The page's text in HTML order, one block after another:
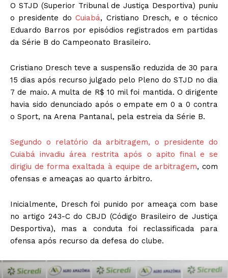
O STJD (Superior Tribunal de Justiça Desportiva) puniu
o presidente doCuiabá, Cristiano Dresch, e o técnico
Eduardo Barros por episódios registrados em partidas
da Série B do Campeonato Brasileiro.
Cristiano Dresch teve a suspensão reduzida de 30 para
15 dias após recurso julgado pelo Pleno do STJD no dia
7 de maio. A multa de R$ 10 mil foi mantida. O dirigente
havia sido denunciado após o empate em 0 a 0 contra
o Sport, na Arena Pantanal, pela estreia da Série B.
Segundo o relatório da arbitragem, o presidente do
Cuiabá invadiu área restrita após o apito final e se
dirigiu de forma exaltada à equipe de arbitragem, com
ofensas e ameaças ao quarto árbitro.
Inicialmente, Dresch foi punido por ameaça com base
no artigo 243-C do CBJD (Código Brasileiro de Justiça
Desportiva), mas a conduta foi reclassificada para
ofensa após recurso da defesa do clube.